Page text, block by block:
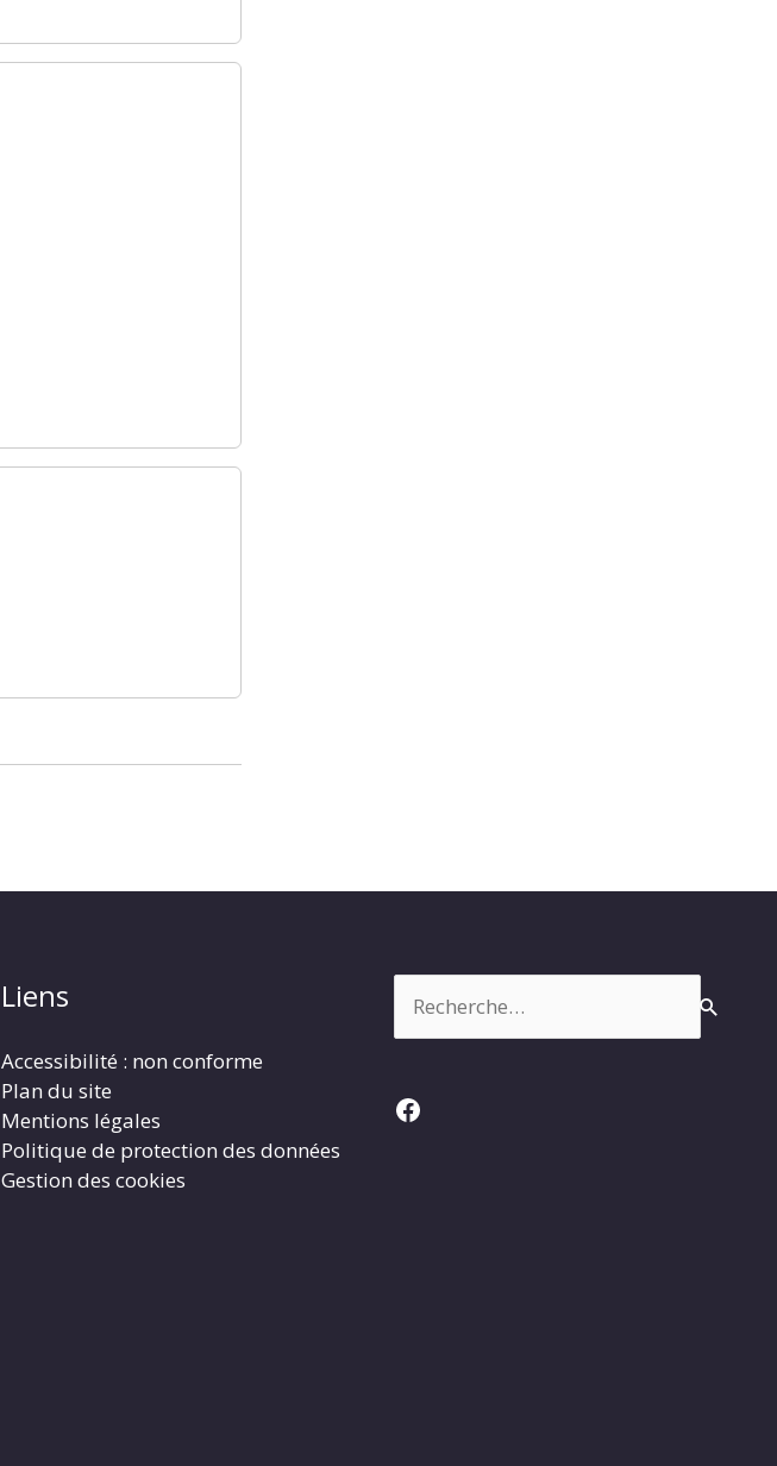
Liens
Accessibilité : non conforme
Plan du site
Mentions légales
Politique de protection des données
Gestion des cookies
Facebook